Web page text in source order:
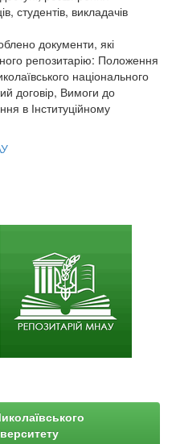
студентів, викладачів
документи, які
репозитарію: Положення
національного
договір, Вимоги до
в Інституційному